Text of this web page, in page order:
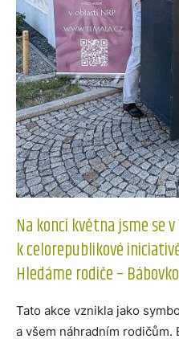
Na konci května jsme se
k celorepublikové
Hledáme rodiče –
Tato akce vznikla jako
a všem náhradním rodičům.